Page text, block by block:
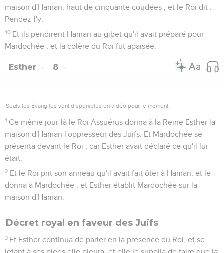
maison d'Haman, haut de cinquante coudées ; et le Roi dit :
Pendez-l'y.
10 Et ils pendirent Haman au gibet qu'il avait préparé pour
Mardochée ; et la colère du Roi fut apaisée.
Esther 8
Seuls les Évangiles sont disponibles en vidéo pour le moment.
1 Ce même jour-là le Roi Assuérus donna à la Reine Esther la
maison d'Haman l'oppresseur des Juifs. Et Mardochée se
présenta devant le Roi ; car Esther avait déclaré ce qu'il lui
était.
2 Et le Roi prit son anneau qu'il avait fait ôter à Haman, et le
donna à Mardochée ; et Esther établit Mardochée sur la
maison d'Haman.
Décret royal en faveur des Juifs
3 Et Esther continua de parler en la présence du Roi, et se
jetant à ses pieds elle pleura, et elle le supplia de faire que la